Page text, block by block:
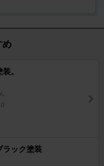
め
。
0
ラック塗装